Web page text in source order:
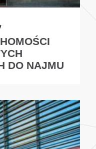
DO NAJMU